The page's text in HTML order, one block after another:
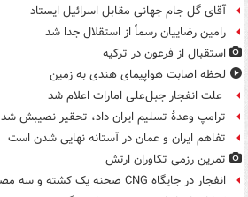
آقای گل جام جهانی مقابل اسرائیل ایستاد
رامین رضاییان رسماً از استقلال جدا شد
استقبال از فرعون در ترکیه
لحظه اصابت هواپیمای هندی به زمین
علت انفجار جبل‌علی امارات اعلام شد
ترامپ وعدۀ تسلیم ایران داد، تحقیر نصیبش شد
تفاهم ایران و عمان در آستانه نهایی شدن است
تمرین رزمی تکاوران ارتش
انفجار در جایگاه CNG صحنه یک کشته و سه مصدوم برجا گذاشت